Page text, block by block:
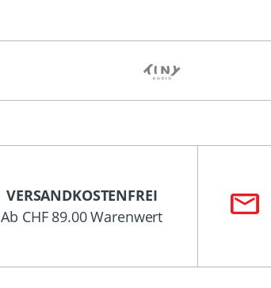
VERSANDKOSTENFREI
Ab CHF 89.00 Warenwert